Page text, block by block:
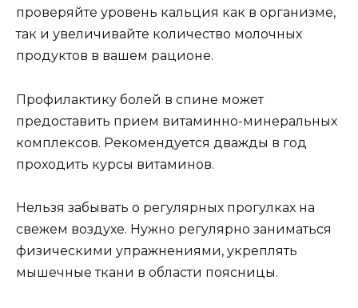
проверяйте уровень кальция как в организме,
так и увеличивайте количество молочных
продуктов в вашем рационе.
Профилактику болей в спине может
предоставить прием витаминно-минеральных
комплексов. Рекомендуется дважды в год
проходить курсы витаминов.
Нельзя забывать о регулярных прогулках на
свежем воздухе. Нужно регулярно заниматься
физическими упражнениями, укреплять
мышечные ткани в области поясницы.